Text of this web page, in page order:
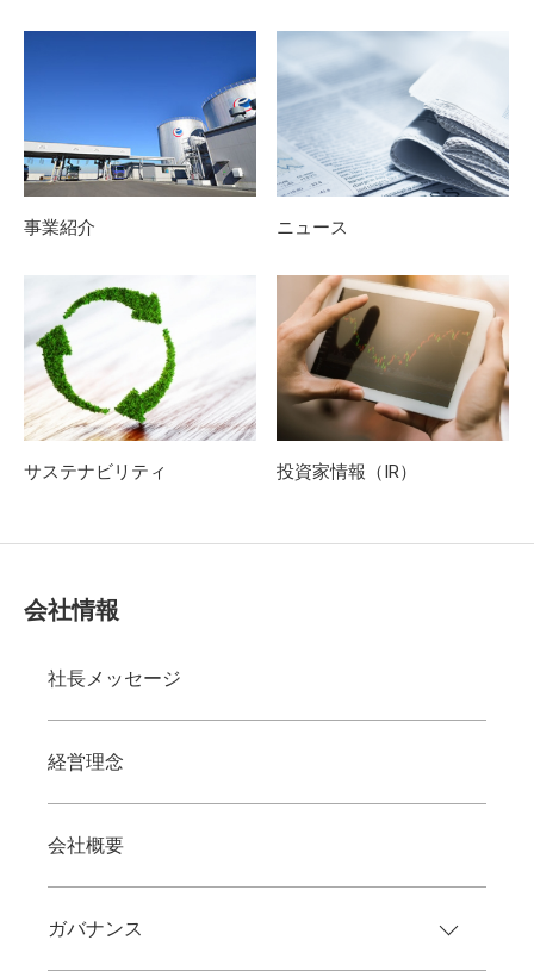
事業紹介 ニュース
サステナビリティ 投資家情報（IR）
会社情報
社長メッセージ
経営理念
会社概要
ガバナンス